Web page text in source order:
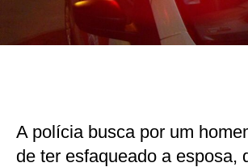
A polícia busca por um
de ter esfaqueado a esposa,